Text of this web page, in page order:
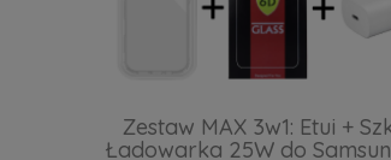
Zestaw MAX 3w1: Etui +
Ładowarka 25W do